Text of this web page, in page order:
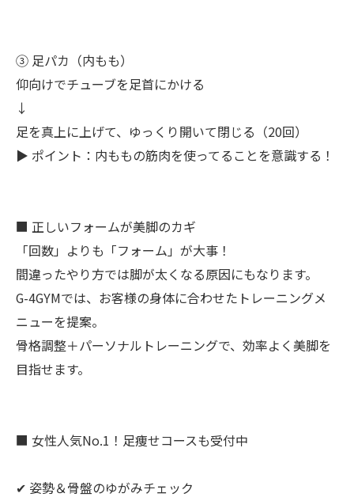
③ 足パカ（内もも）
仰向けでチューブを足首にかける
↓
足を真上に上げて、ゆっくり開いて閉じる（20回）
▶ ポイント：内ももの筋肉を使ってることを意識する！
■ 正しいフォームが美脚のカギ
「回数」よりも「フォーム」が大事！
間違ったやり方では脚が太くなる原因にもなります。
G-4GYMでは、お客様の身体に合わせたトレーニングメ
ニューを提案。
骨格調整＋パーソナルトレーニングで、効率よく美脚を
目指せます。
■ 女性人気No.1！足痩せコースも受付中
✔ 姿勢＆骨盤のゆがみチェック